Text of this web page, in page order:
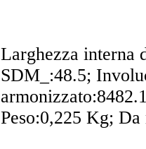
Larghezza interna
SDM_:48.5;
Peso:0,225 Kg;